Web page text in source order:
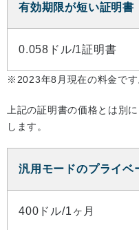
有効期限が短い証明書
0.058ドル/1証明書
※2023年8月現在の料金です
上記の証明書の価格とは別
します。
汎用モードのプライベ
400ドル/1ヶ月